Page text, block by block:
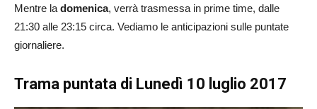
Mentre la domenica, verrà trasmessa in prime time, dalle
21:30 alle 23:15 circa. Vediamo le anticipazioni sulle puntate
giornaliere.
Trama puntata di Lunedì 10 luglio 2017